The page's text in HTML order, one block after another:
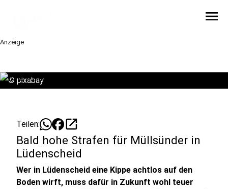
menu
Anzeige
© pixabay
Teilen: open_in_new
Bald hohe Strafen für Müllsünder in
Lüdenscheid
Wer in Lüdenscheid eine Kippe achtlos auf den
Boden wirft, muss dafür in Zukunft wohl teuer